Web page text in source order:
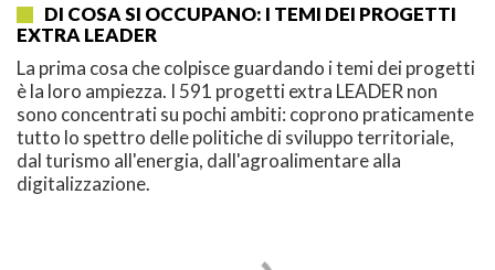
DI COSA SI OCCUPANO: I TEMI DEI PROGETTI
EXTRA LEADER
La prima cosa che colpisce guardando i temi dei progetti
è la loro ampiezza. I 591 progetti extra LEADER non
sono concentrati su pochi ambiti: coprono praticamente
tutto lo spettro delle politiche di sviluppo territoriale,
dal turismo all'energia, dall'agroalimentare alla
digitalizzazione.